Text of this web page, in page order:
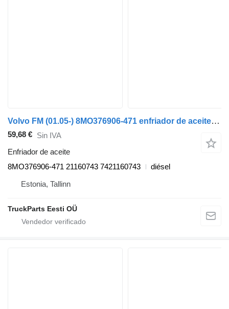
Volvo FM (01.05-) 8MO376906-471 enfriador de aceite para Volvo FM7-FM12, FM, FMX (1998-2014) cabeza tractora
59,68 € Sin IVA
Enfriador de aceite
8MO376906-471 21160743 7421160743
diésel
Estonia, Tallinn
TruckParts Eesti OÜ